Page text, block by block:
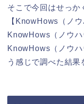
そこで今回はせっか
【KnowHows（ノ
KnowHows（ノウ
KnowHows（ノウ
う感じで調べた結果